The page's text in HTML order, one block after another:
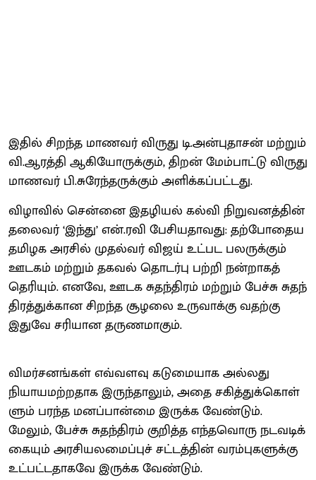
இதில் சிறந்த மாணவர் விருது டி.அன்​பு​தாசன் மற்​றும்
வி.ஆரத்தி ஆகியோ​ருக்​கும், திறன் மேம்​பாட்டு விருது
மாணவர் பி.சுரேந்​தருக்​கும் அளிக்​கப்​பட்​டது.
விழா​வில் சென்னை இதழியல் கல்வி நிறு​வனத்​தின்
தலை​வர் ‘இந்​து’ என்​.ரவி பேசி​ய​தாவது: தற்​போதைய
தமிழக அரசில் முதல்​வர் விஜய் உட்பட பலருக்​கும்
ஊடகம் மற்​றும் தகவல் தொடர்பு பற்றி நன்​றாகத்
தெரி​யும். எனவே, ஊடக சுதந்​திரம் மற்​றும் பேச்சு சுதந்​
திரத்​துக்​கான சிறந்த சூழலை உரு​வாக்​கு​ வதற்கு
இதுவே சரி​யான தருண​மாகும்.
விமர்​சனங்​கள் எவ்​வளவு கடுமை​யாக அல்​லது
நியாயமற்​ற​தாக இருந்​தா​லும், அதை சகித்​துக்​கொள்​
ளும் பரந்த மனப்​பான்மை இருக்க வேண்​டும்.
மேலும், பேச்சு சுதந்​திரம் குறித்த எந்​தவொரு நடவடிக்​
கை​யும் அரசி​யலமைப்​புச் சட்​டத்​தின் வரம்​பு​களுக்கு
உட்​பட்​ட​தாகவே இருக்க வேண்​டும்.